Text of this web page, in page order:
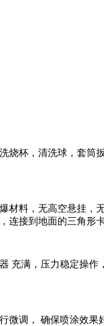
烧杯，清洗球，套筒
材料，无高空悬挂，
接到地面的三角形
充满，压力稳定操作
调， 确保喷涂效果